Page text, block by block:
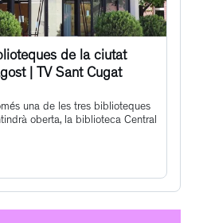
de la ciutat
| TV Sant Cugat
una de les tres biblioteques
oberta, la biblioteca Central